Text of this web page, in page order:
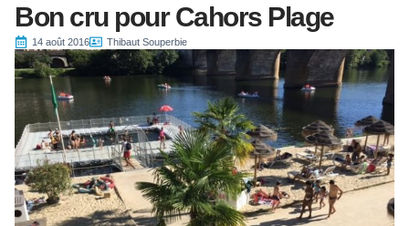
Bon cru pour Cahors Plage
14 août 2016 Thibaut Souperbie